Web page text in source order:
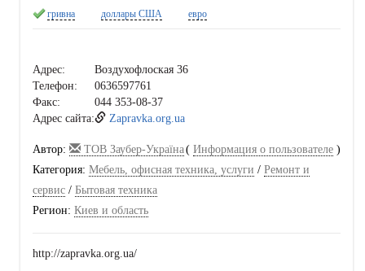
гривна доллары США евро
Адрес:
Воздухофлоская 36
Телефон:
0636597761
Факс:
044 353-08-37
Адрес сайта:
Zapravka.org.ua
Автор: ТОВ Заубер-Україна( Информация о пользователе )
Категория: Мебель, офисная техника, услуги / Ремонт и
сервис / Бытовая техника
Регион: Киев и область
http://zapravka.org.ua/